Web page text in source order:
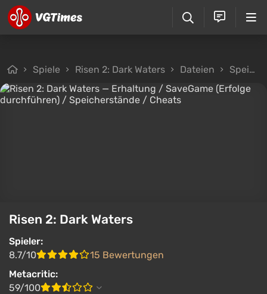
Spiele Risen 2: Dark Waters Dateien Speicherstände
Risen 2: Dark Waters
Spieler:
8.7/10
15 Bewertungen
Metacritic:
59/100